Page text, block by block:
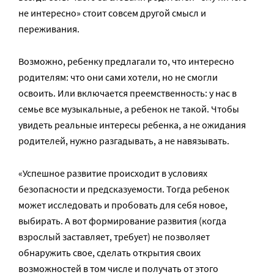
не интересно» стоит совсем другой смысл и
переживания.
Возможно, ребенку предлагали то, что интересно
родителям: что они сами хотели, но не смогли
освоить. Или включается преемственность: у нас в
семье все музыкальные, а ребенок не такой. Чтобы
увидеть реальные интересы ребенка, а не ожидания
родителей, нужно разгадывать, а не навязывать.
«Успешное развитие происходит в условиях
безопасности и предсказуемости. Тогда ребенок
может исследовать и пробовать для себя новое,
выбирать. А вот формирование развития (когда
взрослый заставляет, требует) не позволяет
обнаружить свое, сделать открытия своих
возможностей в том числе и получать от этого